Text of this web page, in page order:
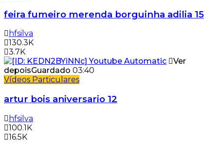
feira fumeiro merenda borguinha adilia 15
hfsilva
130.3K
3.7K
Ver
depoisGuardado 03:40
Vídeos Particulares
artur bois aniversario 12
hfsilva
100.1K
16.5K